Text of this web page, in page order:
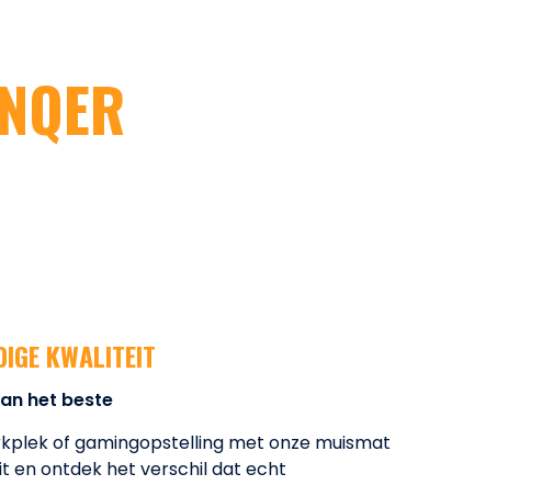
KWALITEIT
het beste
of gamingopstelling met onze muismat
en ontdek het verschil dat echt